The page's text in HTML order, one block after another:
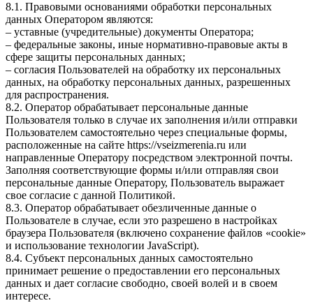
8.1. Правовыми основаниями обработки персональных
данных Оператором являются:
– уставные (учредительные) документы Оператора;
– федеральные законы, иные нормативно-правовые акты в
сфере защиты персональных данных;
– согласия Пользователей на обработку их персональных
данных, на обработку персональных данных, разрешенных
для распространения.
8.2. Оператор обрабатывает персональные данные
Пользователя только в случае их заполнения и/или отправки
Пользователем самостоятельно через специальные формы,
расположенные на сайте https://vseizmerenia.ru или
направленные Оператору посредством электронной почты.
Заполняя соответствующие формы и/или отправляя свои
персональные данные Оператору, Пользователь выражает
свое согласие с данной Политикой.
8.3. Оператор обрабатывает обезличенные данные о
Пользователе в случае, если это разрешено в настройках
браузера Пользователя (включено сохранение файлов «cookie»
и использование технологии JavaScript).
8.4. Субъект персональных данных самостоятельно
принимает решение о предоставлении его персональных
данных и дает согласие свободно, своей волей и в своем
интересе.